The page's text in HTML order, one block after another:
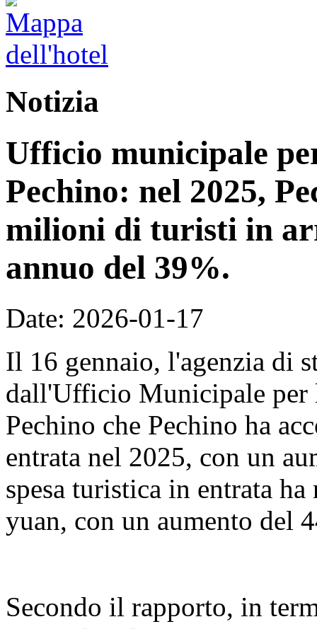
Notizia
Ufficio municipale
Pechino: nel 2025,
milioni di turisti in
annuo del 39%.
Date: 2026-01-17
Il 16 gennaio, l'agenzia di
dall'Ufficio Municipale per
Pechino che Pechino ha
entrata nel 2025, con un
spesa turistica in entrata
yuan, con un aumento del
Secondo il rapporto, in